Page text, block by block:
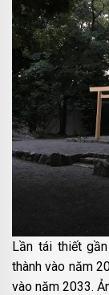
Lần tái thiết
thành vào năm
vào năm 2033.